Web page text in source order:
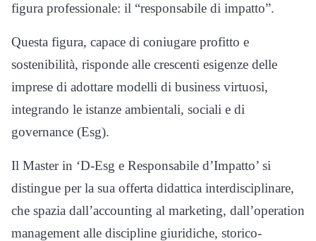
figura professionale: il “responsabile di impatto”.
Questa figura, capace di coniugare profitto e
sostenibilità, risponde alle crescenti esigenze delle
imprese di adottare modelli di business virtuosi,
integrando le istanze ambientali, sociali e di
governance (Esg).
Il Master in ‘D-Esg e Responsabile d’Impatto’ si
distingue per la sua offerta didattica interdisciplinare,
che spazia dall’accounting al marketing, dall’operation
management alle discipline giuridiche, storico-